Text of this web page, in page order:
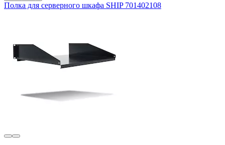
Полка для серверного шкафа SHIP 701402108